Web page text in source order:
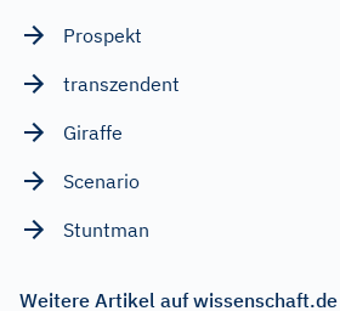
Prospekt
transzendent
Giraffe
Scenario
Stuntman
Weitere Artikel auf wissenschaft.de